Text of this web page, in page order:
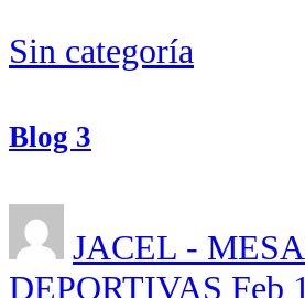
Sin categoría
Blog 3
JACEL -
DEPORTIVAS Feb